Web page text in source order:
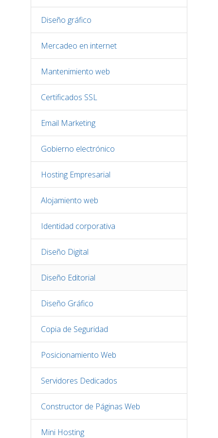
Diseño gráfico
Mercadeo en internet
Mantenimiento web
Certificados SSL
Email Marketing
Gobierno electrónico
Hosting Empresarial
Alojamiento web
Identidad corporativa
Diseño Digital
Diseño Editorial
Diseño Gráfico
Copia de Seguridad
Posicionamiento Web
Servidores Dedicados
Constructor de Páginas Web
Mini Hosting